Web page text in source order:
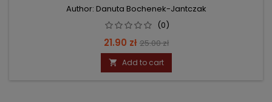
Author: Danuta Bochenek-Jantczak
(0)
Price
21.90 zł Regular
price
25.00 zł
 Add to cart